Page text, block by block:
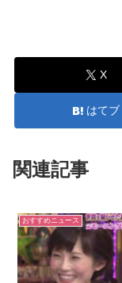
X
はてブ
関連記事
おすすめニュース